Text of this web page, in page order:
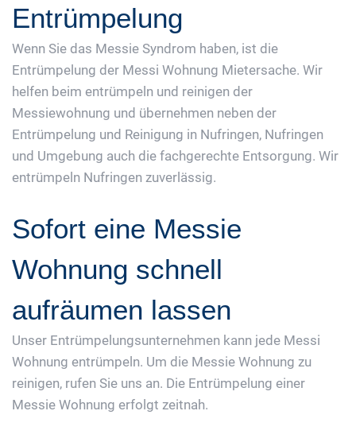
Entrümpelung
Wenn Sie das Messie Syndrom haben, ist die
Entrümpelung der Messi Wohnung Mietersache. Wir
helfen beim entrümpeln und reinigen der
Messiewohnung und übernehmen neben der
Entrümpelung und Reinigung in Nufringen, Nufringen
und Umgebung auch die fachgerechte Entsorgung. Wir
entrümpeln Nufringen zuverlässig.
Sofort eine Messie
Wohnung schnell
aufräumen lassen
Unser Entrümpelungsunternehmen kann jede Messi
Wohnung entrümpeln. Um die Messie Wohnung zu
reinigen, rufen Sie uns an. Die Entrümpelung einer
Messie Wohnung erfolgt zeitnah.